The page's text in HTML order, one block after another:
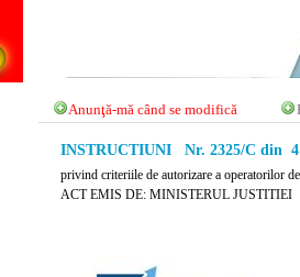
Anunţă-mă când se modifică
INSTRUCTIUNI Nr. 2325/C din 4
privind criteriile de autorizare a operatorilor
ACT EMIS DE: MINISTERUL JUSTITIEI